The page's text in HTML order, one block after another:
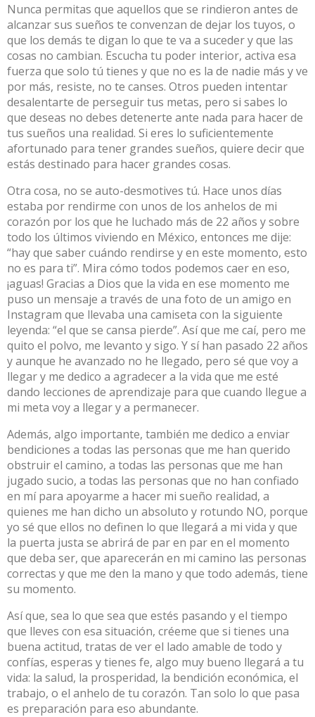
Nunca permitas que aquellos que se rindieron antes de
alcanzar sus sueños te convenzan de dejar los tuyos, o
que los demás te digan lo que te va a suceder y que las
cosas no cambian. Escucha tu poder interior, activa esa
fuerza que solo tú tienes y que no es la de nadie más y ve
por más, resiste, no te canses. Otros pueden intentar
desalentarte de perseguir tus metas, pero si sabes lo
que deseas no debes detenerte ante nada para hacer de
tus sueños una realidad. Si eres lo suficientemente
afortunado para tener grandes sueños, quiere decir que
estás destinado para hacer grandes cosas.
Otra cosa, no se auto-desmotives tú. Hace unos días
estaba por rendirme con unos de los anhelos de mi
corazón por los que he luchado más de 22 años y sobre
todo los últimos viviendo en México, entonces me dije:
“hay que saber cuándo rendirse y en este momento, esto
no es para ti”. Mira cómo todos podemos caer en eso,
¡aguas! Gracias a Dios que la vida en ese momento me
puso un mensaje a través de una foto de un amigo en
Instagram que llevaba una camiseta con la siguiente
leyenda: “el que se cansa pierde”. Así que me caí, pero me
quito el polvo, me levanto y sigo. Y sí han pasado 22 años
y aunque he avanzado no he llegado, pero sé que voy a
llegar y me dedico a agradecer a la vida que me esté
dando lecciones de aprendizaje para que cuando llegue a
mi meta voy a llegar y a permanecer.
Además, algo importante, también me dedico a enviar
bendiciones a todas las personas que me han querido
obstruir el camino, a todas las personas que me han
jugado sucio, a todas las personas que no han confiado
en mí para apoyarme a hacer mi sueño realidad, a
quienes me han dicho un absoluto y rotundo NO, porque
yo sé que ellos no definen lo que llegará a mi vida y que
la puerta justa se abrirá de par en par en el momento
que deba ser, que aparecerán en mi camino las personas
correctas y que me den la mano y que todo además, tiene
su momento.
Así que, sea lo que sea que estés pasando y el tiempo
que lleves con esa situación, créeme que si tienes una
buena actitud, tratas de ver el lado amable de todo y
confías, esperas y tienes fe, algo muy bueno llegará a tu
vida: la salud, la prosperidad, la bendición económica, el
trabajo, o el anhelo de tu corazón. Tan solo lo que pasa
es preparación para eso abundante.